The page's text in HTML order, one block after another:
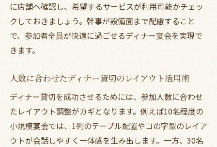
に店舗へ確認し、希望するサービスが利用可能かチェッ
クしておきましょう。幹事が設備面まで配慮すること
で、参加者全員が快適に過ごせるディナー宴会を実現で
きます。
人数に合わせたディナー貸切のレイアウト活用術
ディナー貸切を成功させるためには、参加人数に合わせ
たレイアウト調整がカギとなります。例えば10名程度の
小規模宴会では、1列のテーブル配置やコの字型のレイア
ウトが会話しやすく一体感を生み出します。一方、30名